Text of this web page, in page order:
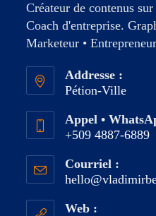
Créateur de contenus
Coach d'entreprise.
Marketeur • Entrepreneur
Addresse :
Pétion-Ville
Appel •
+509 4887-6889
Courriel :
Web :